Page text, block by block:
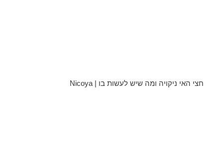
חצי האי ניקויה ומה שיש לעשות בו | Nicoya